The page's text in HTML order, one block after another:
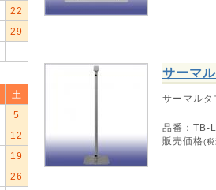
22
29
土
5
12
19
26
サーマ
サーマル
品番：TB-L
販売価格(